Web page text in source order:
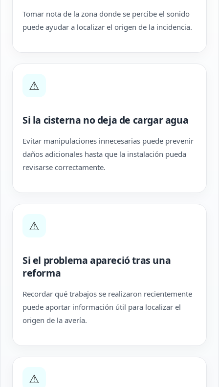
Tomar nota de la zona donde se percibe el sonido
puede ayudar a localizar el origen de la incidencia.
⚠
Si la cisterna no deja de cargar agua
Evitar manipulaciones innecesarias puede prevenir
daños adicionales hasta que la instalación pueda
revisarse correctamente.
⚠
Si el problema apareció tras una
reforma
Recordar qué trabajos se realizaron recientemente
puede aportar información útil para localizar el
origen de la avería.
⚠